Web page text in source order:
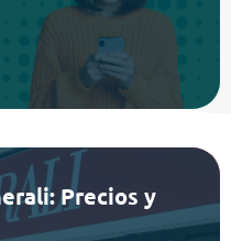
Precios y